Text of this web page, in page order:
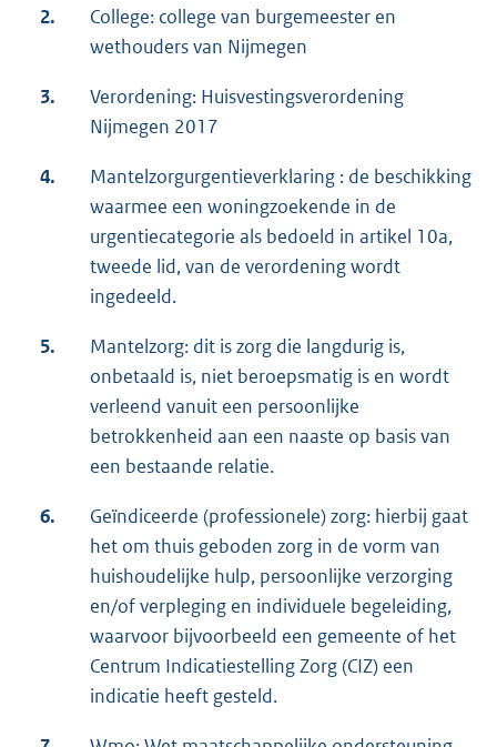
2.
College: college van burgemeester en
wethouders van Nijmegen
3.
Verordening: Huisvestingsverordening
Nijmegen 2017
4.
Mantelzorgurgentieverklaring : de beschikking
waarmee een woningzoekende in de
urgentiecategorie als bedoeld in artikel 10a,
tweede lid, van de verordening wordt
ingedeeld.
5.
Mantelzorg: dit is zorg die langdurig is,
onbetaald is, niet beroepsmatig is en wordt
verleend vanuit een persoonlijke
betrokkenheid aan een naaste op basis van
een bestaande relatie.
6.
Geïndiceerde (professionele) zorg: hierbij gaat
het om thuis geboden zorg in de vorm van
huishoudelijke hulp, persoonlijke verzorging
en/of verpleging en individuele begeleiding,
waarvoor bijvoorbeeld een gemeente of het
Centrum Indicatiestelling Zorg (CIZ) een
indicatie heeft gesteld.